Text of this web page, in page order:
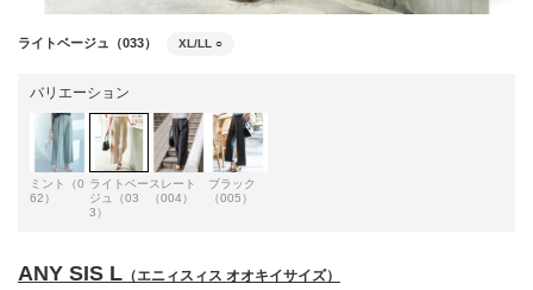
ライトベージュ（033） XL/LL ○
バリエーション
ミント（0
62）
ライトベー
ジュ（03
3）
スレート
（004）
ブラック
（005）
ANY SIS L （エニィスィス オオキイサイズ）